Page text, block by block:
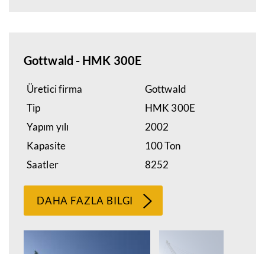
Gottwald - HMK 300E
Üretici firma
Gottwald
Tip
HMK 300E
Yapım yılı
2002
Kapasite
100 Ton
Saatler
8252
DAHA FAZLA BILGI